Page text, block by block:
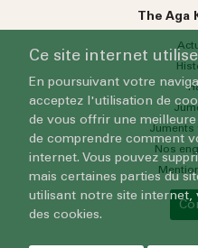
The Aga
Juments
Nos
Ce site internet
En poursuivant votre
acceptez l'utilisation de
de vous offrir une
de comprendre comment
internet. Vous pouvez
mais certaines parties du
utilisant notre site internet,
des cookies.